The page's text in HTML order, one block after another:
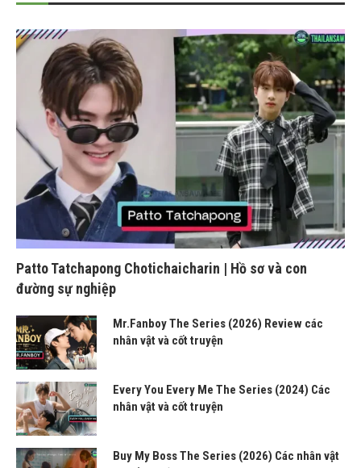
Patto Tatchapong Chotichaicharin | Hồ sơ và con
đường sự nghiệp
Mr.Fanboy The Series (2026) Review các
nhân vật và cốt truyện
Every You Every Me The Series (2024) Các
nhân vật và cốt truyện
Buy My Boss The Series (2026) Các nhân vật